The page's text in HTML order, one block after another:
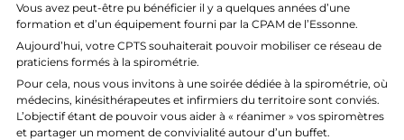
Vous avez peut-être pu bénéficier il y a quelques années d’une
formation et d’un équipement fourni par la CPAM de l’Essonne.
Aujourd’hui, votre CPTS souhaiterait pouvoir mobiliser ce réseau de
praticiens formés à la spirométrie.
Pour cela, nous vous invitons à une soirée dédiée à la spirométrie, où
médecins, kinésithérapeutes et infirmiers du territoire sont conviés.
L’objectif étant de pouvoir vous aider à « réanimer » vos spiromètres
et partager un moment de convivialité autour d’un buffet.